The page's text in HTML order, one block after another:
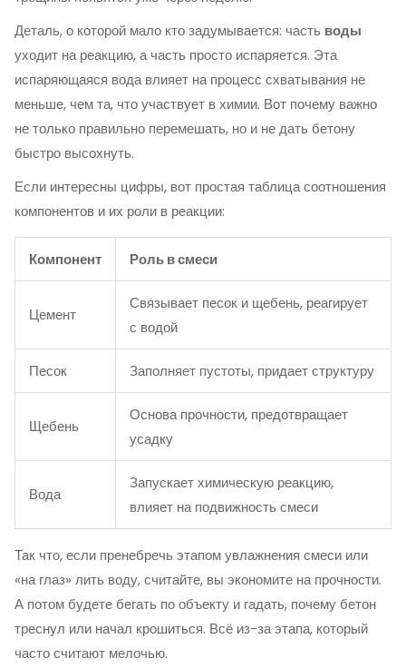
Деталь, о которой мало кто задумывается: часть воды
уходит на реакцию, а часть просто испаряется. Эта
испаряющаяся вода влияет на процесс схватывания не
меньше, чем та, что участвует в химии. Вот почему важно
не только правильно перемешать, но и не дать бетону
быстро высохнуть.
Если интересны цифры, вот простая таблица соотношения
компонентов и их роли в реакции:
Компонент Роль в смеси
Цемент
Связывает песок и щебень, реагирует
с водой
Песок Заполняет пустоты, придает структуру
Щебень
Основа прочности, предотвращает
усадку
Вода
Запускает химическую реакцию,
влияет на подвижность смеси
Так что, если пренебречь этапом увлажнения смеси или
«на глаз» лить воду, считайте, вы экономите на прочности.
А потом будете бегать по объекту и гадать, почему бетон
треснул или начал крошиться. Всё из-за этапа, который
часто считают мелочью.